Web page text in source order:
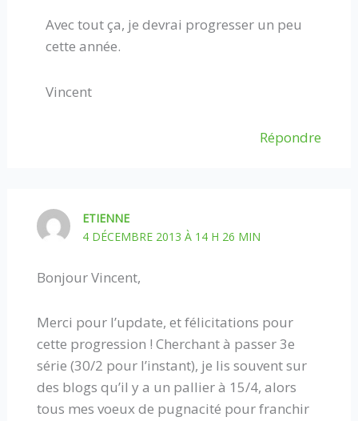
Avec tout ça, je devrai progresser un peu
cette année.
Vincent
Répondre
ETIENNE
4 DÉCEMBRE 2013 À 14 H 26 MIN
Bonjour Vincent,
Merci pour l’update, et félicitations pour
cette progression ! Cherchant à passer 3e
série (30/2 pour l’instant), je lis souvent sur
des blogs qu’il y a un pallier à 15/4, alors
tous mes voeux de pugnacité pour franchir